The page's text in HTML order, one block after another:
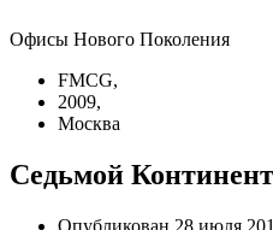
Офисы Нового Поколения
FMCG,
2009,
Москва
Седьмой Континент
Опубликован 28 июля